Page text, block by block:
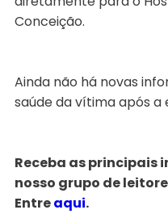
Conceição.
Ainda não há novas
saúde da vítima após a
Receba as principais
nosso grupo de
Entreaqui.